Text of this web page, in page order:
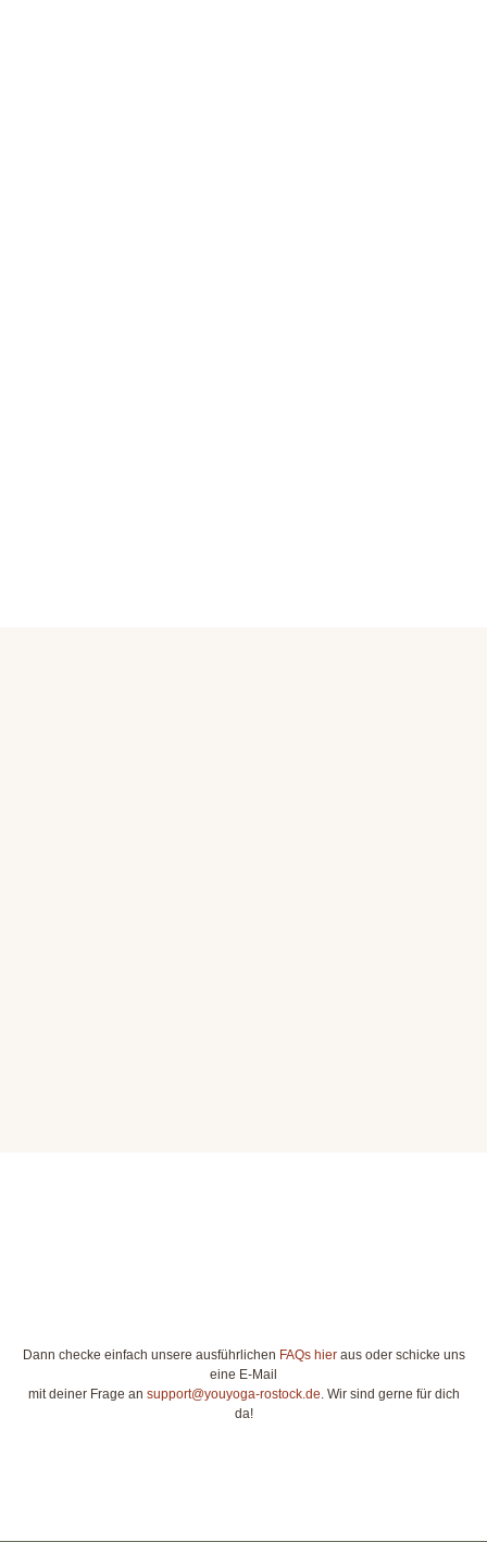
Dann checke einfach unsere ausführlichen FAQs hieraus oder schicke uns
eine E-Mail
mit deiner Frage an support@youyoga-rostock.de . Wir sind gerne für dich
da!